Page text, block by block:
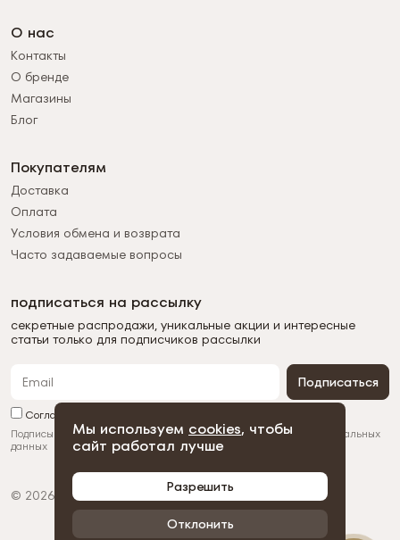
Мы используем cookies, чтобы
сайт работал лучше
Разрешить
Отклонить
О нас
Контакты
О бренде
Магазины
Блог
Покупателям
Доставка
Оплата
Условия обмена и возврата
Часто задаваемые вопросы
подписаться на рассылку
секретные распродажи, уникальные акции и интересные
статьи только для подписчиков рассылки
Подписаться
Согласен с обработкой персональных данных
Подписываясь на рассылку, вы соглашаетесь с обработкой персональных
данных
© 2026 Duman
Политика конфиденциальности
Пользовательское соглашение